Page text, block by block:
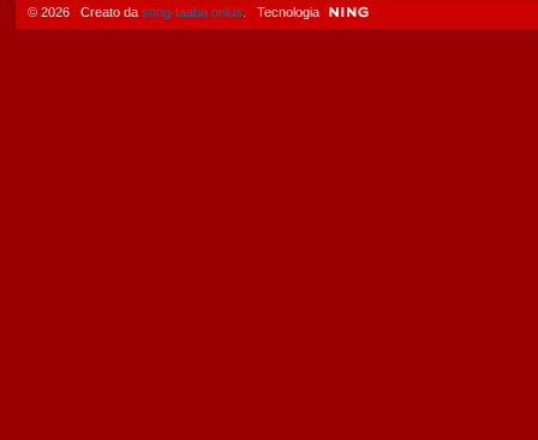
© 2026 Creato da song-taaba onlus . Tecnologia